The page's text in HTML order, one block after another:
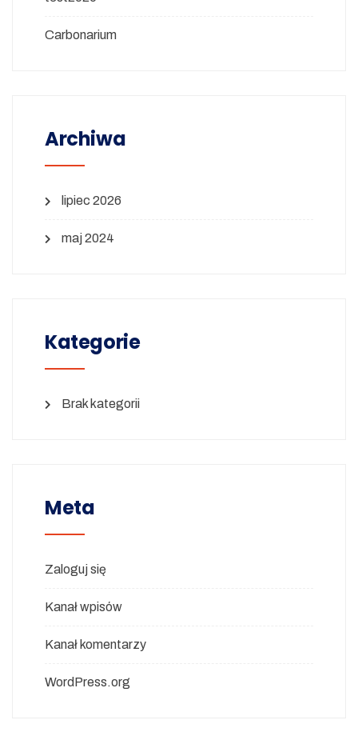
Carbonarium
Archiwa
lipiec 2026
maj 2024
Kategorie
Brak kategorii
Meta
Zaloguj się
Kanał wpisów
Kanał komentarzy
WordPress.org